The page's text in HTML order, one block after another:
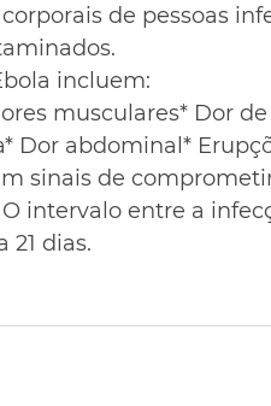
de pessoas
incluem:
musculares* Dor
Dor abdominal*
sinais de
intervalo entre a
21 dias.